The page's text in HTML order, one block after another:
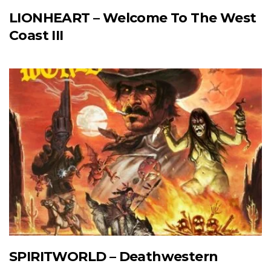
LIONHEART – Welcome To The West
Coast III
SPIRITWORLD – Deathwestern